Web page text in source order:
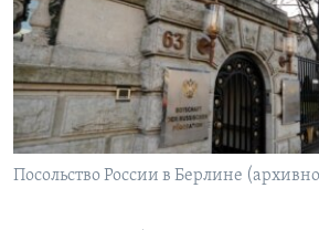
Learning English
СОЦИАЛЬНЫЕ СЕТИ
Посольство России в Берлине